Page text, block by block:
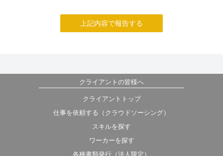
上記内容で報告する
クライアントの皆様へ
クライアントトップ
仕事を依頼する（クラウドソーシング）
スキルを探す
ワーカーを探す
各種書類発行（法人限定）